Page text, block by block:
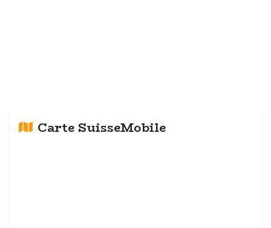
Carte SuisseMobile